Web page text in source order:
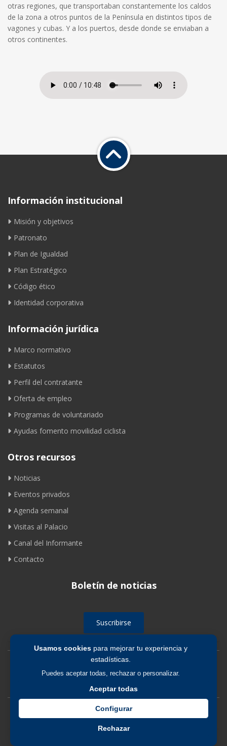
Usamos cookiespara mejorar tu experiencia y
estadísticas.
Puedes aceptar todas, rechazar o personalizar.
Aceptar todas
Configurar
Rechazar
otras regiones, que transportaban constantemente los caldos
de la zona a otros puntos de la Península en distintos tipos de
vagones y cubas. Y a los puertos, desde donde se enviaban a
otros continentes.
Información institucional
Misión y objetivos
Patronato
Plan de Igualdad
Plan Estratégico
Código ético
Identidad corporativa
Información jurídica
Marco normativo
Estatutos
Perfil del contratante
Oferta de empleo
Programas de voluntariado
Ayudas fomento movilidad ciclista
Otros recursos
Noticias
Eventos privados
Agenda semanal
Visitas al Palacio
Canal del Informante
Contacto
Boletín de noticias
Suscribirse
Política de privacidad